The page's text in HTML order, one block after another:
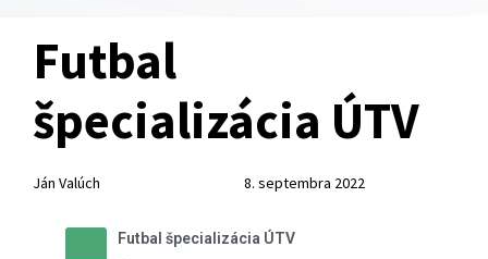
IN:
Futbal
špecializácia ÚTV
Ján Valúch
on:
8. septembra 2022
Futbal špecializácia ÚTV